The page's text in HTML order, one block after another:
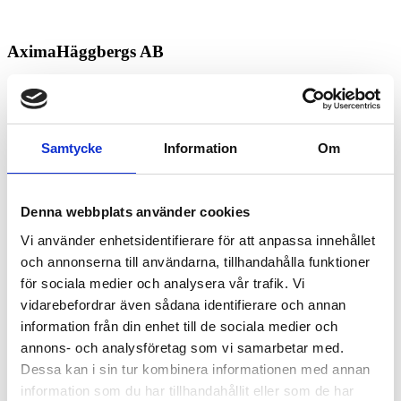
Samtycke Information Om
Denna webbplats använder cookies
Vi använder enhetsidentifierare för att anpassa innehållet
och annonserna till användarna, tillhandahålla funktioner
för sociala medier och analysera vår trafik. Vi
vidarebefordrar även sådana identifierare och annan
information från din enhet till de sociala medier och
annons- och analysföretag som vi samarbetar med.
Dessa kan i sin tur kombinera informationen med annan
information som du har tillhandahållit eller som de har
AximaHäggbergs AB
Kontakt
Gamleby
Köpa och äga terrängfordon
Fordonstyper snöskotrar
Fordonstyper fyrhjulingar
Köra terrängfordon
Att köra i terräng
Att köra snöskoter
Säker körning i terrängen
Lagar och regelverk
Lagar och regler
Körkort och förarbevis